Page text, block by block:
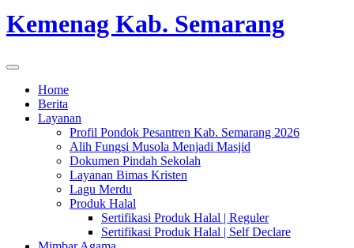
Kemenag Kab. Semarang
Home
Berita
Layanan
Profil Pondok Pesantren Kab. Semarang 2026
Alih Fungsi Musola Menjadi Masjid
Dokumen Pindah Sekolah
Layanan Bimas Kristen
Lagu Merdu
Produk Halal
Sertifikasi Produk Halal | Reguler
Sertifikasi Produk Halal | Self Declare